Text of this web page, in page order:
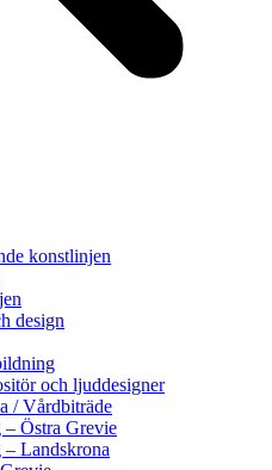
konstlinjen
design
och ljuddesigner
/ Vårdbiträde
– Östra Grevie
– Landskrona